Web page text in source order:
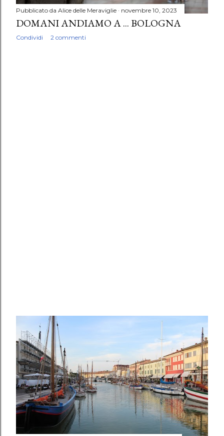
Pubblicato da Alice delle Meraviglie novembre 10, 2023
DOMANI ANDIAMO A ... BOLOGNA
Condividi 2 commenti